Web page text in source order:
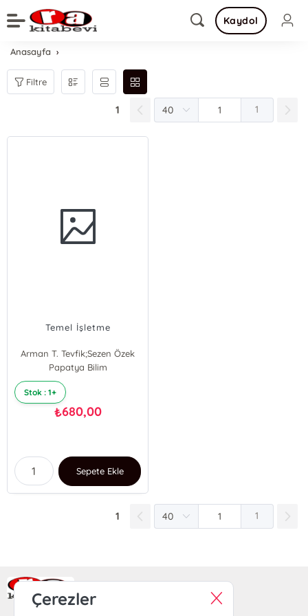
Kaydol
Anasayfa
Filtre
1 1
Temel İşletme
Arman T. Tevfik;Sezen Özek
Arman T. Tevfik
Sezen Özek
Papatya Bilim
Stok : 1+
₺680,00
Sepete Ekle
1 1
Ra Yayın Kitabevi
Çerezler